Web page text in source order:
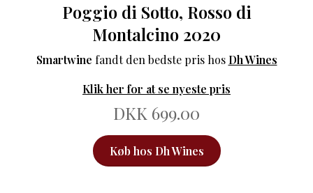
Poggio di Sotto, Rosso di
Montalcino 2020
Smartwine fandt den bedste pris hos Dh Wines
Klik her for at se nyeste pris
DKK 699.00
Køb hos Dh Wines